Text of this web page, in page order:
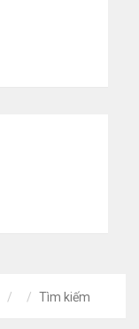
Tìm kiếm